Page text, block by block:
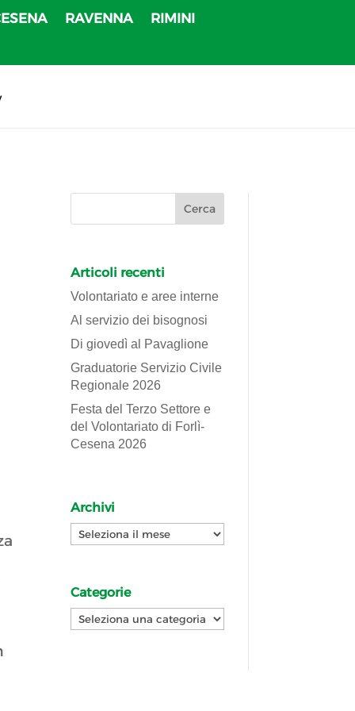
RAVENNA RIMINI
Articoli recenti
Volontariato e aree interne
Al servizio dei bisognosi
Di giovedì al Pavaglione
Graduatorie Servizio Civile
Regionale 2026
Festa del Terzo Settore e
del Volontariato di Forlì-
Cesena 2026
Archivi
Archivi
Categorie
Categorie